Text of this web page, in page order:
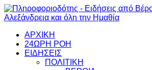
ΑΡΧΙΚΗ
24ΩΡΗ ΡΟΗ
ΕΙΔΗΣΕΙΣ
ΠΟΛΙΤΙΚΗ